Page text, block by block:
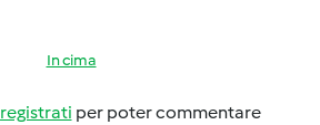
In cima
registrati per poter commentare